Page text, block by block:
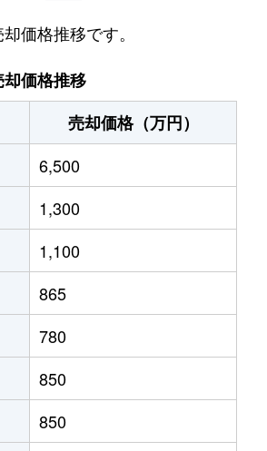
森
200万円
330万円
60万円
佐賀
600万円
賀
150万円
賀
60万円
3,600万円
440万円
350万円
1,400万円
価格推移です。
価格推移
売却価格（万円）
6,500
1,300
1,100
865
780
850
850